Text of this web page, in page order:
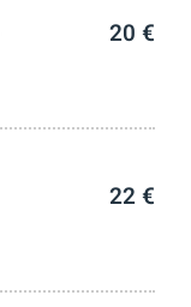
20 €
22 €